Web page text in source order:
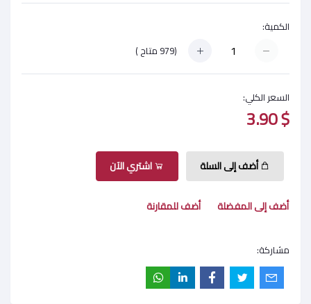
الكمية:
(
979 متاح )
السعر الكلي:
$ 3.90
أضف إلى السلة اشتري الآن
أضف إلى المفضلة أضف للمقارنة
مشاركة: